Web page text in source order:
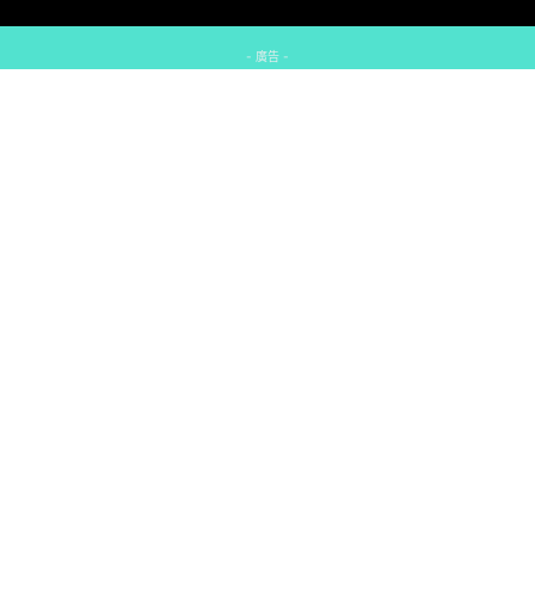
- 廣告 -